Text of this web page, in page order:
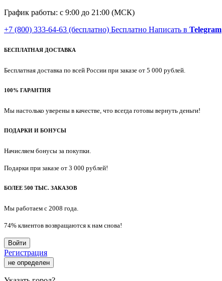
График работы: с 9:00 до 21:00 (МСК)
+7 (800) 333-64-63 (бесплатно) Бесплатно Написать в Telegram
БЕСПЛАТНАЯ ДОСТАВКА
Бесплатная доставка по всей России при заказе от 5 000 рублей.
100% ГАРАНТИЯ
Мы настолько уверены в качестве, что всегда готовы вернуть деньги!
ПОДАРКИ И БОНУСЫ
Начисляем бонусы за покупки.
Подарки при заказе от 3 000 рублей!
БОЛЕЕ 500 ТЫС. ЗАКАЗОВ
Мы работаем с 2008 года.
74% клиентов возвращаются к нам снова!
Войти
Регистрация
не определен